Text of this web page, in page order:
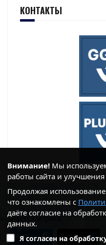
КОНТАКТЫ
Внимание! Мы
работы сайта и улучшения
Продолжая
что ознакомлены с
даёте согласие на
данных.
Я согласен на